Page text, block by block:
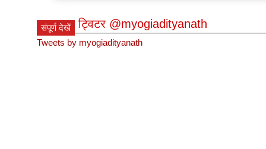
संपूर्ण देखें ट्विटर @myogiadityanath
Tweets by myogiadityanath